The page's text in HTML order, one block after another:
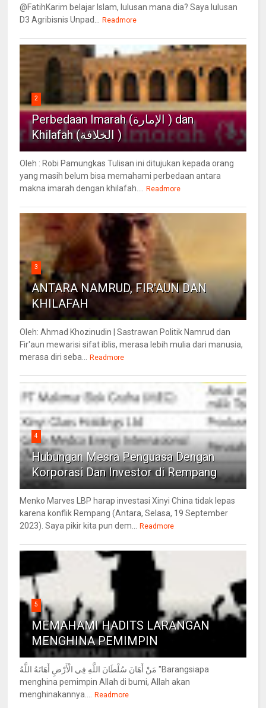
@FatihKarim belajar Islam, lulusan mana dia? Saya lulusan
D3 Agribisnis Unpad... Readmore
2
Perbedaan Imarah (الإمارة ) dan
Khilafah (الخلافة )
Oleh : Robi Pamungkas Tulisan ini ditujukan kepada orang
yang masih belum bisa memahami perbedaan antara
makna imarah dengan khilafah.... Readmore
3
ANTARA NAMRUD, FIR'AUN DAN
KHILAFAH
Oleh: Ahmad Khozinudin | Sastrawan Politik Namrud dan
Fir'aun mewarisi sifat iblis, merasa lebih mulia dari manusia,
merasa diri seba... Readmore
4
Hubungan Mesra Penguasa Dengan
Korporasi Dan Investor di Rempang
Menko Marves LBP harap investasi Xinyi China tidak lepas
karena konflik Rempang (Antara, Selasa, 19 September
2023). Saya pikir kita pun dem... Readmore
5
MEMAHAMI HADITS LARANGAN
MENGHINA PEMIMPIN
مَنْ أَهَانَ سُلْطَانَ اللَّهِ فِي الْأَرْضِ أَهَانَهُ اللَّهُ "Barangsiapa
menghina pemimpin Allah di bumi, Allah akan
menghinakannya.... Readmore